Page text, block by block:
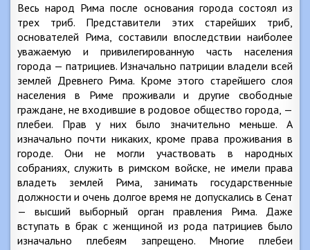
Весь народ Рима после основания города состоял из
трех триб. Представители этих старейших триб,
основателей Рима, составили впоследствии наиболее
уважаемую и привилегированную часть населения
города — патрициев. Изначально патриции владели всей
землей Древнего Рима. Кроме этого старейшего слоя
населения в Риме проживали и другие свободные
граждане, не входившие в родовое общество города, —
плебеи. Прав у них было значительно меньше. А
изначально почти никаких, кроме права проживания в
городе. Они не могли участвовать в народных
собраниях, служить в римском войске, не имели права
владеть землей Рима, занимать государственные
должности и очень долгое время не допускались в Сенат
— высший выборный орган правления Рима. Даже
вступать в брак с женщиной из рода патрициев было
изначально плебеям запрещено. Многие плебеи